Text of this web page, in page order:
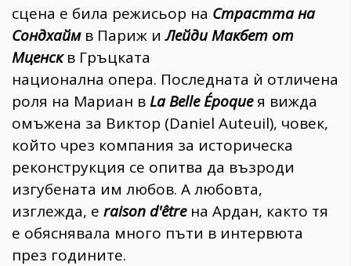
сцена е била режисьор на Страстта на
Сондхайм в Париж иЛейди Макбет от
Мценскв Гръцката
национална опера. Последната ѝ отличена
роля на Мариан вLa Belle Époqueя вижда
омъжена за Виктор (Daniel Auteuil), човек,
който чрез компания за историческа
реконструкция се опитва да възроди
изгубената им любов. А любовта,
изглежда, е raison d'être на Ардан, както тя
е обяснявала много пъти в интервюта
през годините.